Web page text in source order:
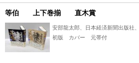
等伯 上下巻揃 直木賞
安部龍太郎、日本経済新聞出版社
初版 カバー 元帯付